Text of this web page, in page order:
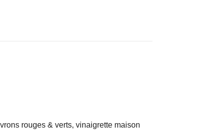
rouges & verts, vinaigrette maison